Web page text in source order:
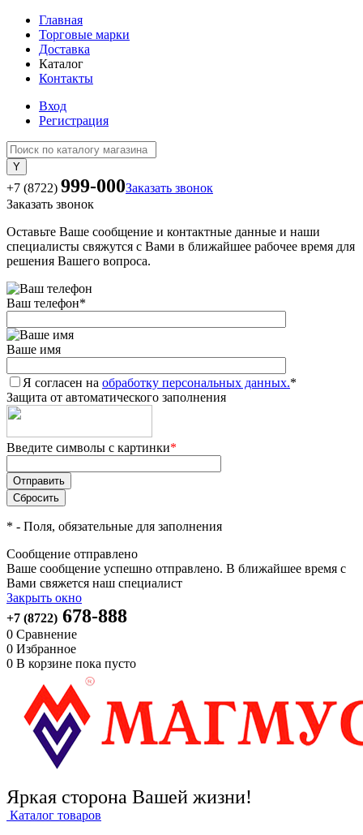
Главная
Торговые марки
Доставка
Каталог
Контакты
Вход
Регистрация
+7 (8722) 999-000Заказать звонок
Заказать звонок
Оставьте Ваше сообщение и контактные данные и наши
специалисты свяжутся с Вами в ближайшее рабочее время для
решения Вашего вопроса.
Ваш телефон*
Ваше имя
Я согласен на обработку персональных данных.*
Защита от автоматического заполнения
Введите символы с картинки*
* - Поля, обязательные для заполнения
Сообщение отправлено
Ваше сообщение успешно отправлено. В ближайшее время с
Вами свяжется наш специалист
Закрыть окно
+7 (8722) 678-888
0 Сравнение
0 Избранное
0 В корзине пока пусто
Яркая сторона Вашей жизни!
Каталог товаров